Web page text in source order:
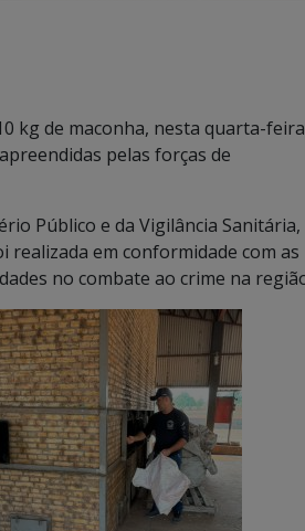
kg de maconha, nesta quarta-feira
pelas forças de
Público e da Vigilância Sanitária,
realizada em conformidade com as
no combate ao crime na